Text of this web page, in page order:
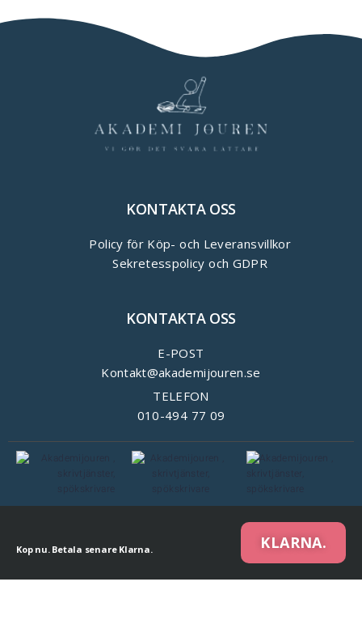
KONTAKTA OSS
Policy för Köp- och Leveransvillkor
Sekretesspolicy och GDPR
KONTAKTA OSS
E-POST
Kontakt@akademijouren.se
TELEFON
010-494 77 09
Kop nu. Betala senare Klarna. KLARNA.